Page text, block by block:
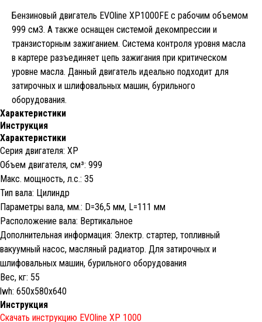
Бензиновый двигатель EVOline XP1000FE с рабочим объемом
999 см3. А также оснащен системой декомпрессии и
транзисторным зажиганием. Система контроля уровня масла
в картере разъединяет цепь зажигания при критическом
уровне масла. Данный двигатель идеально подходит для
затирочных и шлифовальных машин, бурильного
оборудования.
Характеристики
Инструкция
Характеристики
Серия двигателя: XP
Объем двигателя, cм³: 999
Макс. мощность, л.с.: 35
Тип вала: Цилиндр
Параметры вала, мм.: D=36,5 мм, L=111 мм
Расположение вала: Вертикальное
Дополнительная информация: Электр. стартер, топливный
вакуумный насос, масляный радиатор. Для затирочных и
шлифовальных машин, бурильного оборудования
Вес, кг: 55
lwh: 650x580x640
Инструкция
Скачать инструкцию EVOline XP 1000